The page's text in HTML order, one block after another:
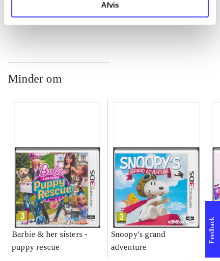
Afvis
Minder om
Barbie & her sisters -
puppy rescue
Snoopy's grand
adventure
Feedback